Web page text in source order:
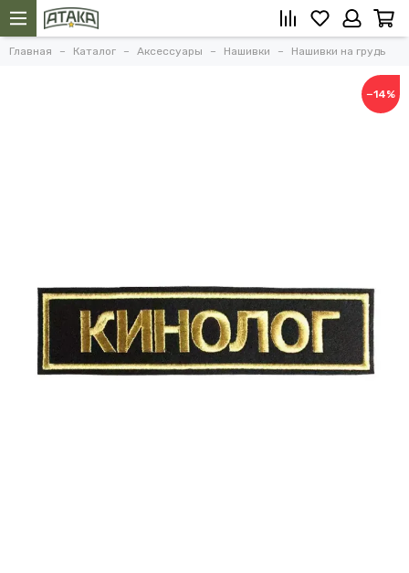
Главная Каталог Аксессуары Нашивки Нашивки на грудь
−14%